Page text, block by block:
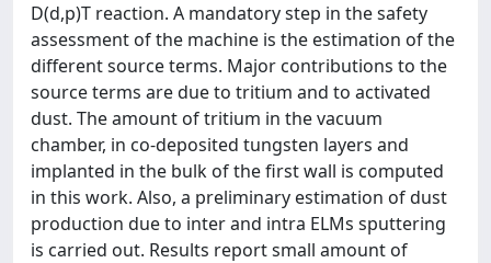
D(d,p)T reaction. A mandatory step in the safety
assessment of the machine is the estimation of the
different source terms. Major contributions to the
source terms are due to tritium and to activated
dust. The amount of tritium in the vacuum
chamber, in co-deposited tungsten layers and
implanted in the bulk of the first wall is computed
in this work. Also, a preliminary estimation of dust
production due to inter and intra ELMs sputtering
is carried out. Results report small amount of